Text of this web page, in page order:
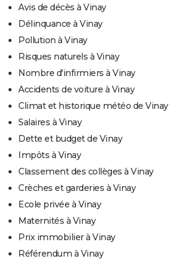
Avis de décès à Vinay
Délinquance à Vinay
Pollution à Vinay
Risques naturels à Vinay
Nombre d'infirmiers à Vinay
Accidents de voiture à Vinay
Climat et historique météo de Vinay
Salaires à Vinay
Dette et budget de Vinay
Impôts à Vinay
Classement des collèges à Vinay
Crèches et garderies à Vinay
Ecole privée à Vinay
Maternités à Vinay
Prix immobilier à Vinay
Référendum à Vinay